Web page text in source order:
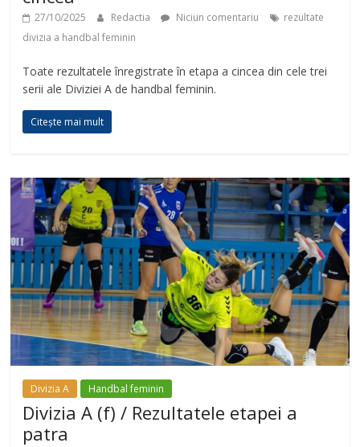
27/10/2025 Redactia Niciun comentariu
rezultate
divizia a handbal feminin
Toate rezultatele înregistrate în etapa a cincea din cele trei
serii ale Diviziei A de handbal feminin.
Citește mai mult
Divizia A Handbal feminin
Divizia A (f) / Rezultatele etapei a
patra